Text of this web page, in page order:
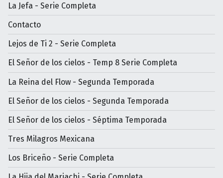
La Jefa - Serie Completa
Contacto
Lejos de Ti 2 - Serie Completa
El Señor de los cielos - Temp 8 Serie Completa
La Reina del Flow - Segunda Temporada
El Señor de los cielos - Segunda Temporada
El Señor de los cielos - Séptima Temporada
Tres Milagros Mexicana
Los Briceño - Serie Completa